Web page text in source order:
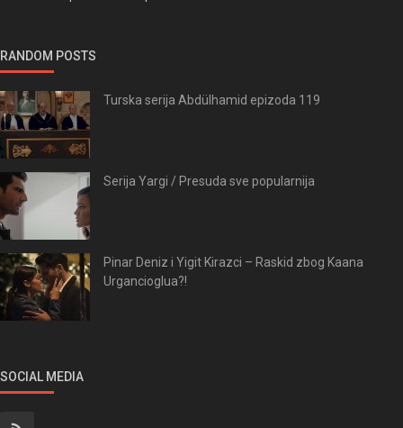
RANDOM POSTS
Turska serija Abdülhamid epizoda 119
Serija Yargi / Presuda sve popularnija
Pinar Deniz i Yigit Kirazci – Raskid zbog Kaana
Urgancioglua?!
SOCIAL MEDIA